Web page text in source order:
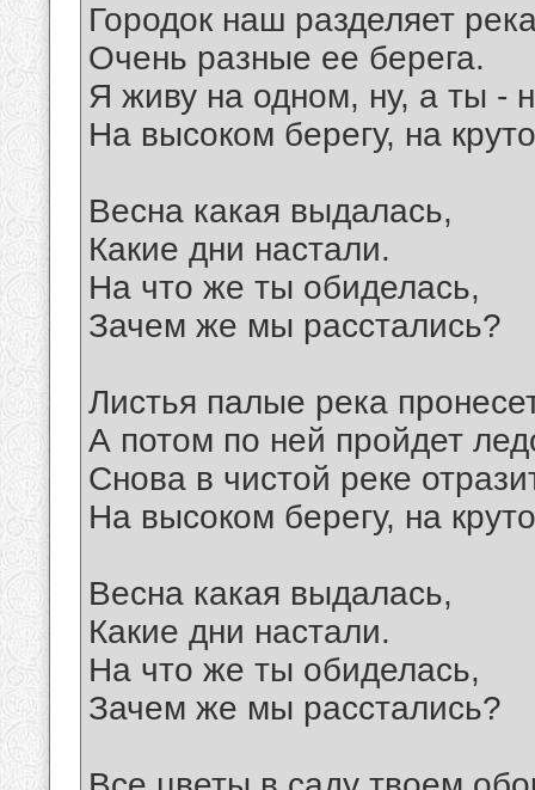
Городок наш разделяет
Очень разные ее берега.
Я живу на одном, ну, а ты -
На высоком берегу, на
Весна какая выдалась,
Какие дни настали.
На что же ты обиделась,
Зачем же мы расстались?
Листья палые река
А потом по ней пройдет
Снова в чистой реке
На высоком берегу, на
Весна какая выдалась,
Какие дни настали.
На что же ты обиделась,
Зачем же мы расстались?